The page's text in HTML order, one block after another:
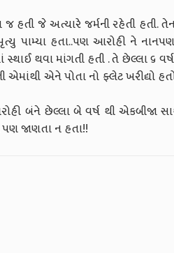
હતી જે અત્યારે જર્મની રહેતી હતી.
પામ્યા હતા..પણ આરોહી ને
થવા માંગતી હતી . તે છેલ્લા ૬
એને પોતા નો ફ્લેટ ખરીદ્યો
બંને છેલ્લા બે વર્ષ થી એકબીજા
જાણતા ન હતા!!